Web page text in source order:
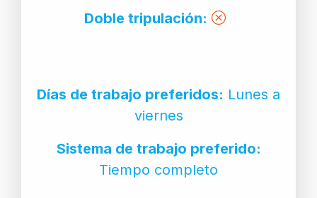
Doble tripulación:
Días de trabajo preferidos: Lunes a
viernes
Sistema de trabajo preferido:
Tiempo completo